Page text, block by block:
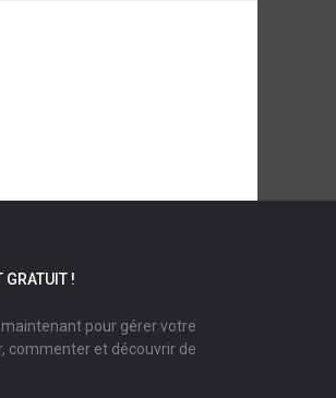
GRATUIT !
pour gérer votre
commenter et découvrir de